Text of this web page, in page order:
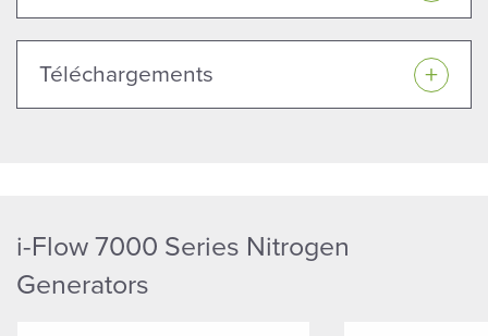
Téléchargements
i-Flow 7000 Series Nitrogen
Generators